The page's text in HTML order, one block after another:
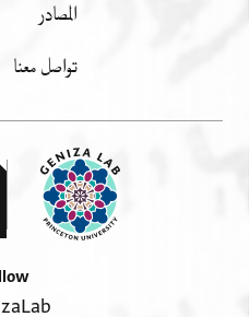
المصادر
تواصل معنا